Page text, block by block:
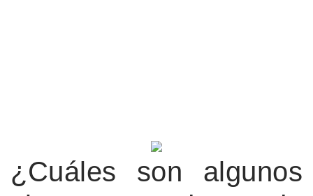
¿Cuáles son algunos